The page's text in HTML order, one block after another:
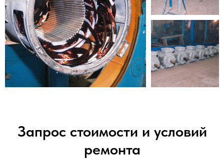
Запрос стоимости и условий
ремонта